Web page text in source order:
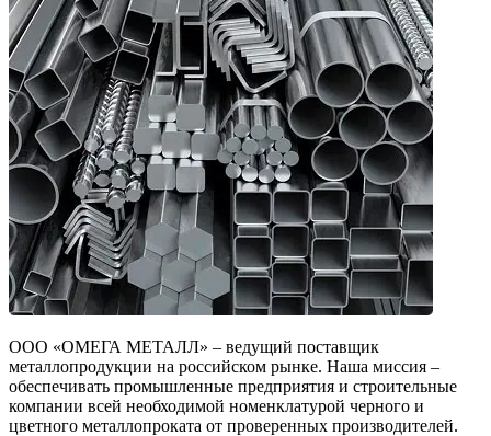
ООО «ОМЕГА МЕТАЛЛ» – ведущий поставщик
металлопродукции на российском рынке. Наша миссия –
обеспечивать промышленные предприятия и строительные
компании всей необходимой номенклатурой черного и
цветного металлопроката от проверенных производителей.